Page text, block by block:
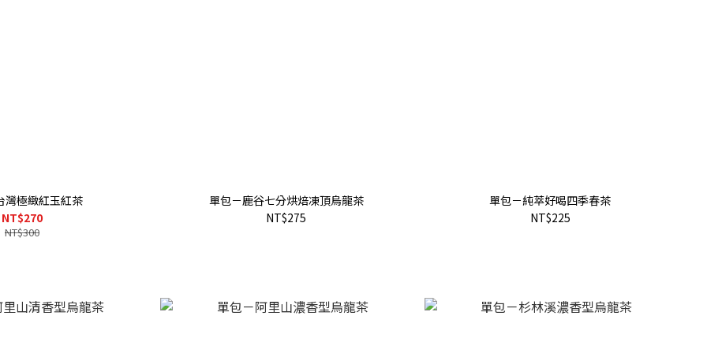
灣極緻紅玉紅茶
NT$270
NT$300
單包－鹿谷七分烘焙凍頂烏龍茶
NT$275
單包－純萃好喝四季春茶
NT$225